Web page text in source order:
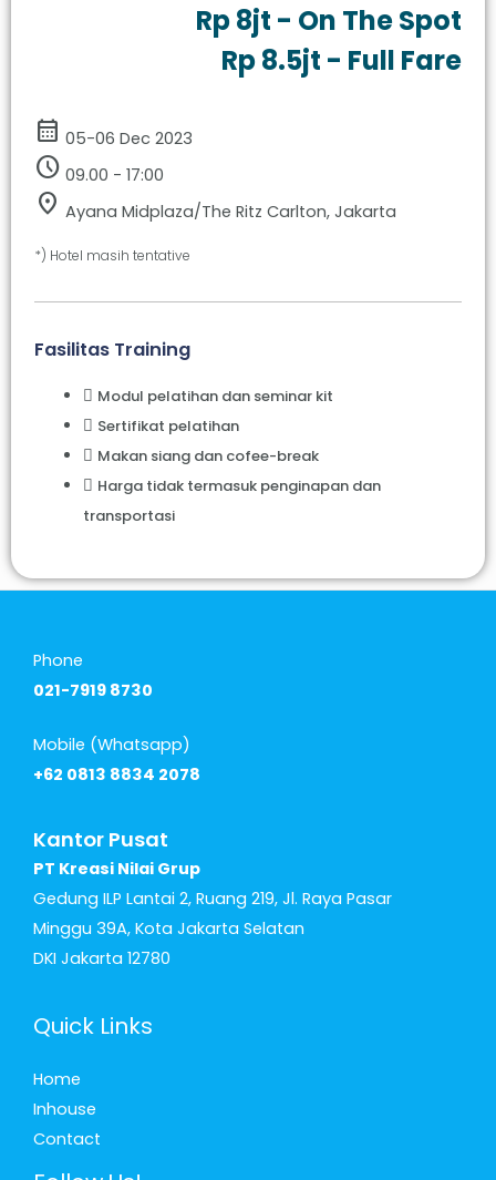
Rp 8jt - On The Spot
Rp 8.5jt - Full Fare
calendar_month 05-06 Dec 2023
schedule 09.00 - 17:00
location_on Ayana Midplaza/The Ritz Carlton, Jakarta
*) Hotel masih tentative
Fasilitas Training
Modul pelatihan dan seminar kit
Sertifikat pelatihan
Makan siang dan cofee-break
Harga tidak termasuk penginapan dan
transportasi
Phone
021-7919 8730
Mobile (Whatsapp)
+62 0813 8834 2078
Kantor Pusat
PT Kreasi Nilai Grup
Gedung ILP Lantai 2, Ruang 219, Jl. Raya Pasar
Minggu 39A, Kota Jakarta Selatan
DKI Jakarta 12780
Quick Links
Home
Inhouse
Contact